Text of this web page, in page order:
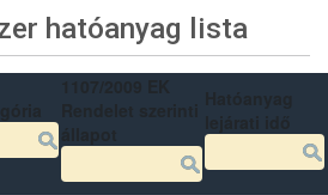
hatóanyag lista